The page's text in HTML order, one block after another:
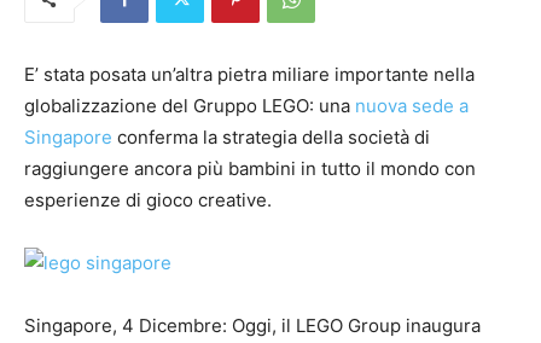
E’ stata posata un’altra pietra miliare importante nella
globalizzazione del Gruppo LEGO: una nuova sede a
Singapore conferma la strategia della società di
raggiungere ancora più bambini in tutto il mondo con
esperienze di gioco creative.
Singapore, 4 Dicembre: Oggi, il LEGO Group inaugura